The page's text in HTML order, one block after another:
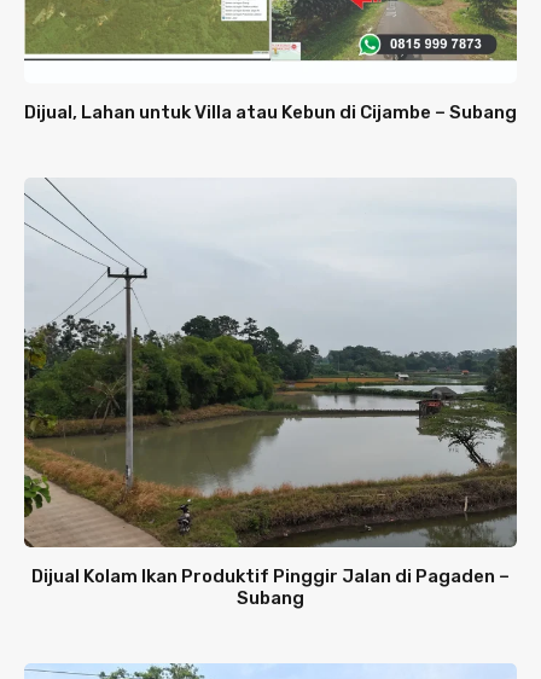
Dijual, Lahan untuk Villa atau Kebun di Cijambe – Subang
Dijual Kolam Ikan Produktif Pinggir Jalan di Pagaden –
Subang